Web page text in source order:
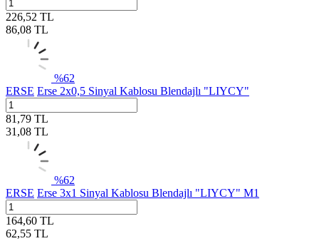
226,52 TL
86,08 TL
%62
ERSE Erse 2x0,5 Sinyal Kablosu Blendajlı "LIYCY"
81,79 TL
31,08 TL
%62
ERSE Erse 3x1 Sinyal Kablosu Blendajlı "LIYCY" M1
164,60 TL
62,55 TL